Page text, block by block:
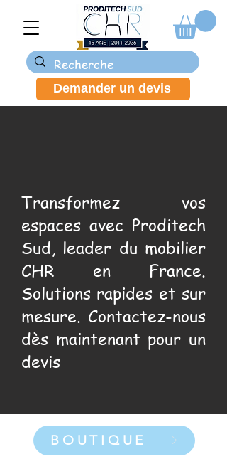
Demander un devis
Transformez vos
espaces avec Proditech
Sud, leader du mobilier
CHR en France.
Solutions rapides et sur
mesure. Contactez-nous
dès maintenant pour un
devis
BOUTIQUE